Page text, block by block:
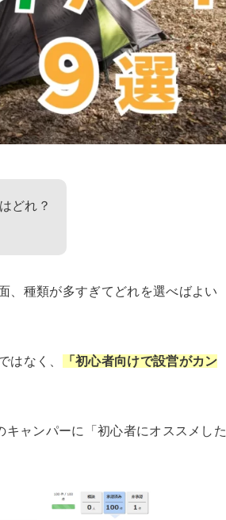
どれ？
、種類が多すぎてどれを選べばよい
はなく、
「初心者向けで設営がカン
キャンパーに「初心者にオススメした